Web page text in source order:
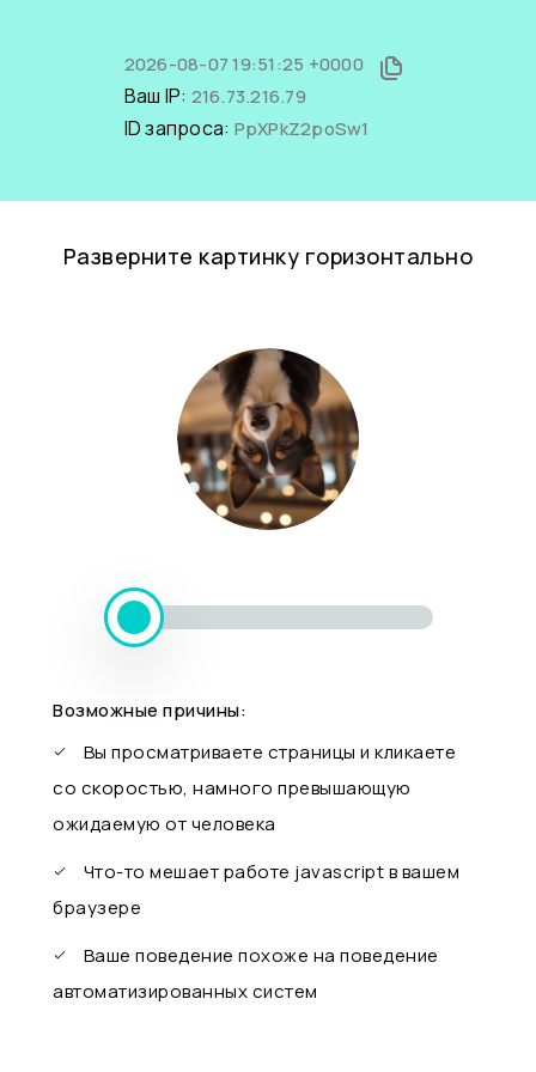
2026-08-07 19:51:25 +0000
Ваш IP: 216.73.216.79
ID запроса: PpXPkZ2poSw1
Разверните картинку горизонтально
Возможные причины:
Вы просматриваете страницы и кликаете
со скоростью, намного превышающую
ожидаемую от человека
Что-то мешает работе javascript в вашем
браузере
Ваше поведение похоже на поведение
автоматизированных систем